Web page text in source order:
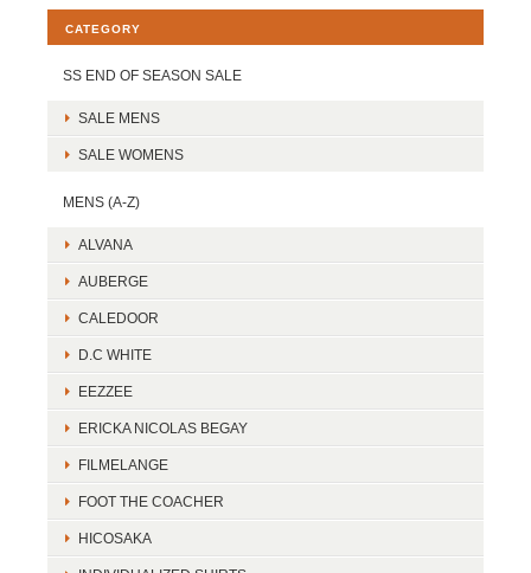
CATEGORY
SS END OF SEASON SALE
SALE MENS
SALE WOMENS
MENS (A-Z)
ALVANA
AUBERGE
CALEDOOR
D.C WHITE
EEZZEE
ERICKA NICOLAS BEGAY
FILMELANGE
FOOT THE COACHER
HICOSAKA